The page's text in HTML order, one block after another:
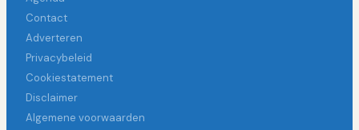
Contact
Adverteren
Privacybeleid
Cookiestatement
Disclaimer
Algemene voorwaarden